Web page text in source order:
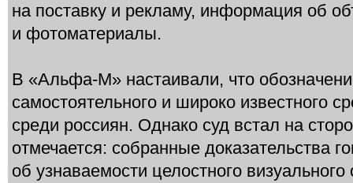
на поставку и рекламу, информация об
и фотоматериалы.
В «Альфа-М» настаивали, что
самостоятельного и широко известного
среди россиян. Однако суд встал на
отмечается: собранные доказательства
об узнаваемости целостного